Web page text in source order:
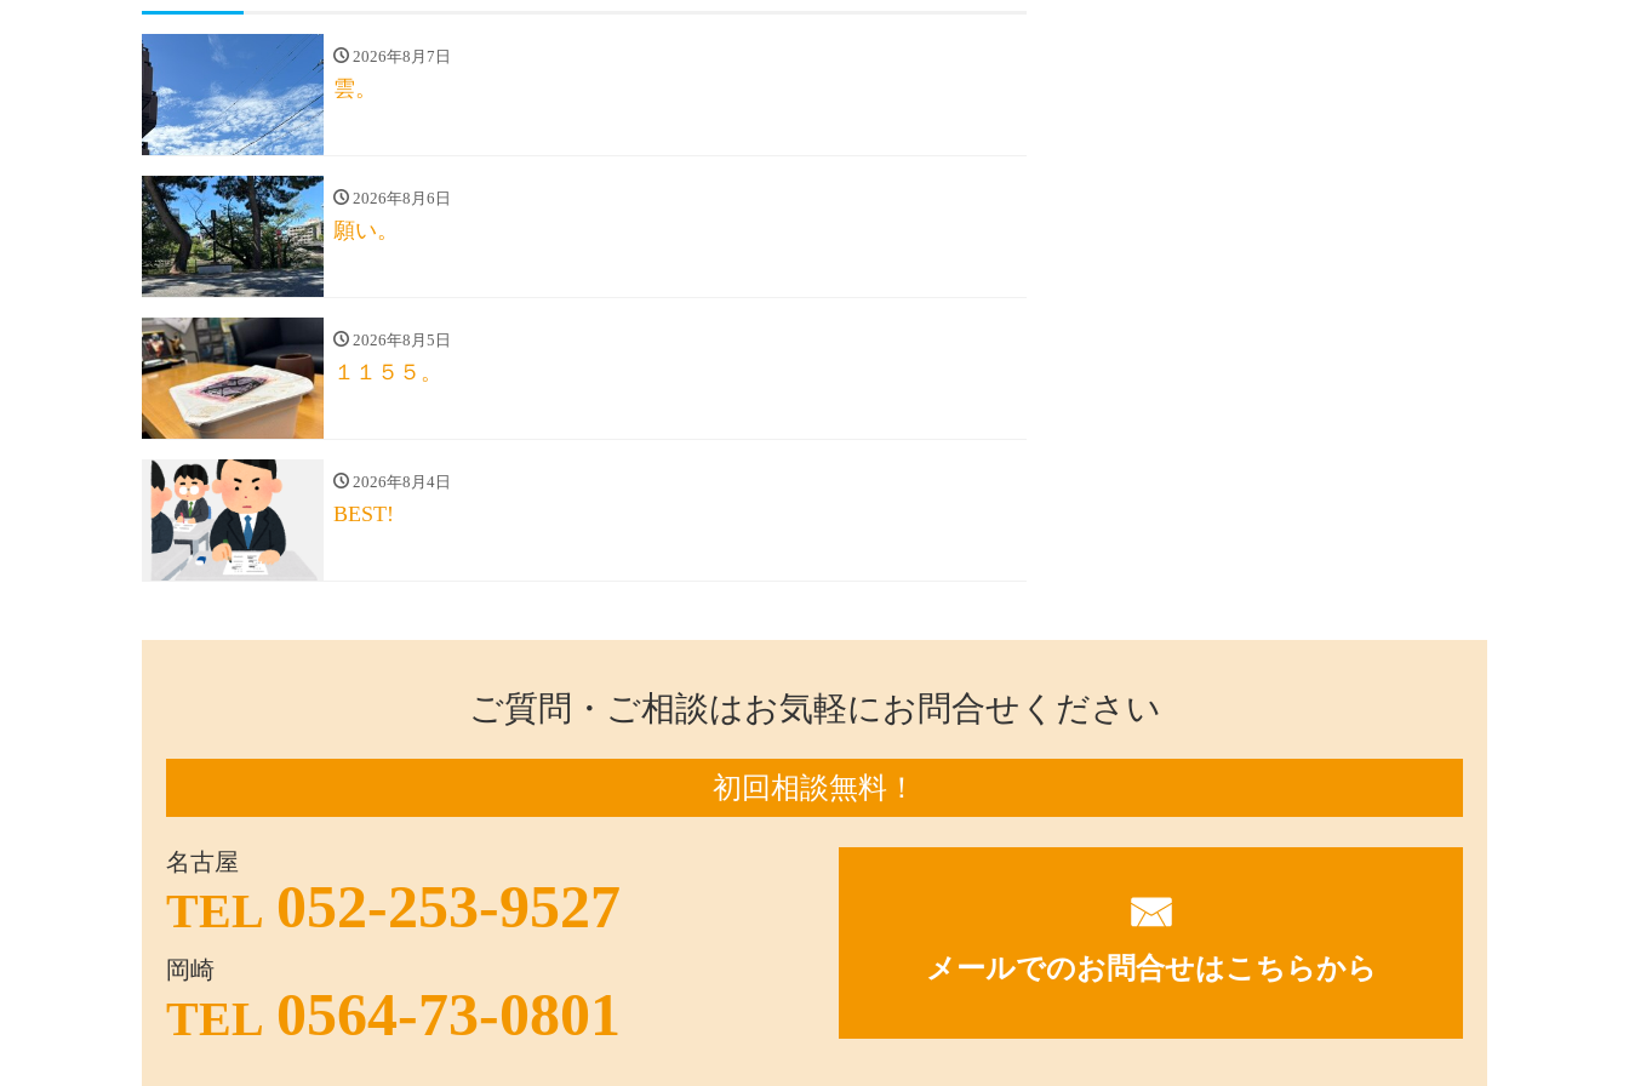
2026年8月7日
雲。
2026年8月6日
願い。
2026年8月5日
１１５５。
2026年8月4日
BEST!
ご質問・ご相談はお気軽にお問合せください
初回相談無料！
名古屋
TEL 052-253-9527
岡崎
TEL 0564-73-0801
メールでのお問合せはこちらから